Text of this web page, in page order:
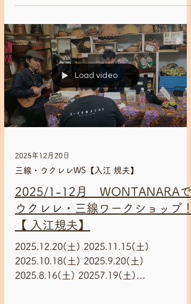
2026.2.21 ウクレレ、三線以外の楽器も
編 少年にギターレッスン🎸 2026.1.17
様々な民族楽器を自在に操り 心に響く歌
声で その場を『地球とつながる』空間に
してしまう音楽家"入江規夫"さん。🌏💞
寧な指導で好評の三線＆ウクレレ
Workshop✨月に一度定期開催中!! 会場は
下丸子駅徒歩1分、Wontanara Tokyo(ウォ
3J36 今までの活動履歴はこちら！
=== WONTANARAでウクレレ・三線
Load video
2025年12月20日
三線・ウクレレWS【入江 規夫】
2025/1-12月 WONTANARAで
ウクレレ・三線ワークショップ！
【 入江規夫】
2025.12.20(土) 2025.11.15(土)
2025.10.18(土) 2025.9.20(土)